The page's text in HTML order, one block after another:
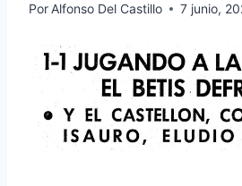
Por Alfonso Del Castillo 7 junio,